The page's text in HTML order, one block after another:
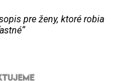
pre ženy, ktoré robia